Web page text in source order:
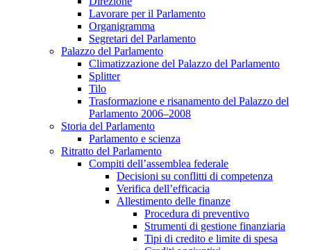
Lavorare per il Parlamento
Organigramma
Segretari del Parlamento
Palazzo del Parlamento
Climatizzazione del Palazzo del Parlamento
Splitter
Tilo
Trasformazione e risanamento del Palazzo del
Parlamento 2006–2008
Storia del Parlamento
Parlamento e scienza
Ritratto del Parlamento
Compiti dell’assemblea federale
Decisioni su conflitti di competenza
Verifica dell’efficacia
Allestimento delle finanze
Procedura di preventivo
Strumenti di gestione finanziaria
Tipi di credito e limite di spesa